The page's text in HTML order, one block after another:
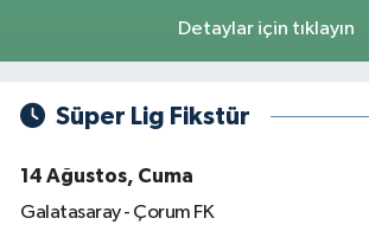
Detaylar için tıklayın
Süper Lig Fikstür
14 Ağustos, Cuma
Galatasaray - Çorum FK